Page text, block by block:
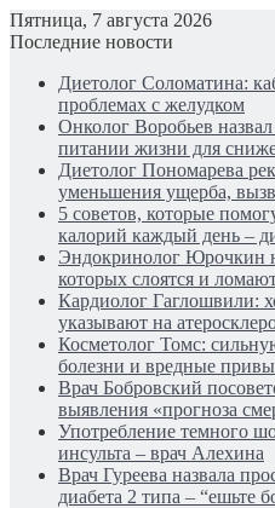
Пятница, 7 августа 2026
Последние новости
Диетолог Соломатина:
проблемах с желудком
Онколог Воробьев
питании жизни для
Диетолог Пономарева
уменьшения ущерба,
5 советов, которые
калорий каждый день –
Эндокринолог Юрочкин
которых слоятся и
Кардиолог Гаглошвили:
указывают на
Косметолог Томс:
болезни и вредные
Врач Бобровский
выявления «прогноза
Употребление темного
инсульта – врач Алехина
Врач Гуреева назвала
диабета 2 типа – “ешьте